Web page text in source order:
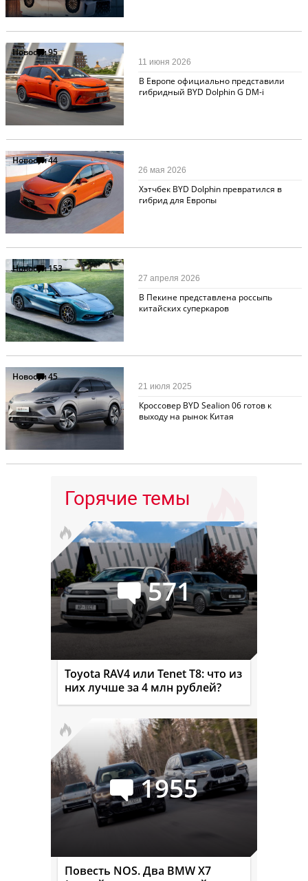
Новости95
В Европе официально представили
гибридный BYD Dolphin G DM-i
11 июня 2026
Новости44
Хэтчбек BYD Dolphin превратился в
гибрид для Европы
26 мая 2026
Новости153
В Пекине представлена россыпь
китайских суперкаров
27 апреля 2026
Новости45
Кроссовер BYD Sealion 06 готов к
выходу на рынок Китая
21 июля 2025
Горячие темы
571
Toyota RAV4 или Tenet T8: что из
них лучше за 4 млн рублей?
1955
Повесть NOS. Два BMW X7